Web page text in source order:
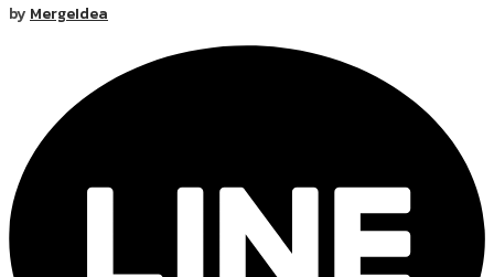
by MergeIdea